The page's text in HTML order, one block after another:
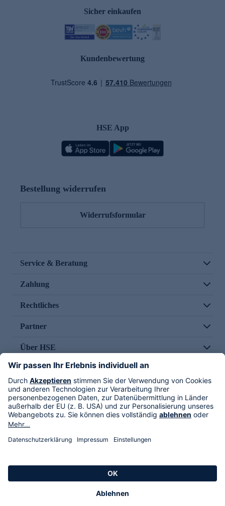
Sicher einkaufen
Kundenbewertung
HSE App
Bestellung widerrufen
Widerrufsformular
Service & Beratung
Zahlung
Rechtliches
Partner
Über HSE
Im TV
HSE International